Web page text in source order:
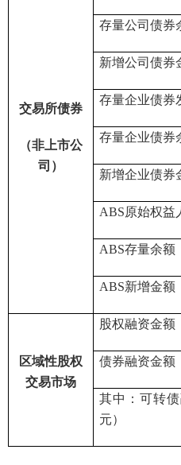
交易所债券
（非上市公
司）
存量公司债券
新增公司债券
存量企业债券
存量企业债券
新增企业债券
ABS原始权益
ABS存量余额
ABS新增金额
区域性股权
交易市场
股权融资金额
债券融资金额
其中：可转
元）